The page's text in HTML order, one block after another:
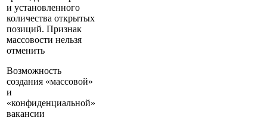
и установленного
количества открытых
позиций. Признак
массовости нельзя
отменить
Возможность
создания «массовой»
и
«конфиденциальной»
вакансии